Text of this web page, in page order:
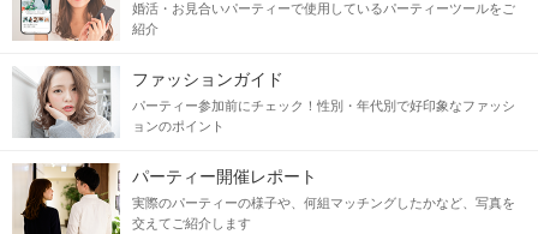
婚活・お見合いパーティーで使用しているパーティーツールをご
紹介
ファッションガイド
パーティー参加前にチェック！性別・年代別で好印象なファッシ
ョンのポイント
パーティー開催レポート
実際のパーティーの様子や、何組マッチングしたかなど、写真を
交えてご紹介します